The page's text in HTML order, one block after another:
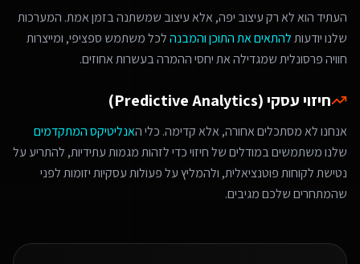
העתיד הוא לא רק עיצוב יפה, אלא עיצוב שמשתנה בזמן אמת. המערכות
שלנו יודעותלהתאים את התוכן והמבנהלכל משתמש ספציפי, ומייצרות
חוויה פרסונלית שמגדילה את יחסי ההמרה בעשרות אחוזים.
חיזוי עסקי (Predictive Analytics)
אנחנו לא מסתכלים אחורה, אלא קדימה. כלי האנליטיקס המתקדמים
שלנו משתמשים במודלים של חיזוי כדי לזהות מגמות עתידיות, להתריע על
נטישת לקוחות פוטנציאלית, ולהמליץ על פעולות עסקיות יזומות לפני
שהמתחרים שלכם מגיבים.